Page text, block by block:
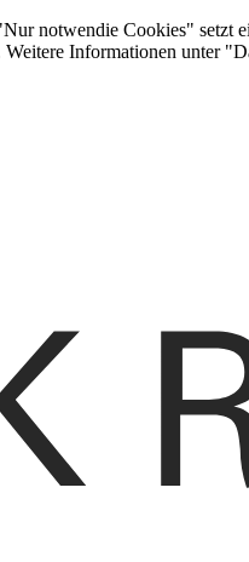
notwendie Cookies" setzt
Informationen unter